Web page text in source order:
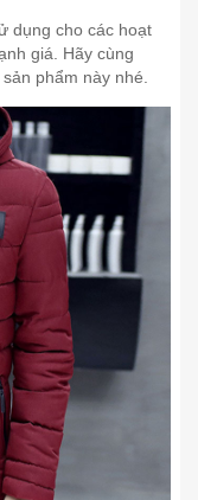
dụng cho các hoạt
giá. Hãy cùng
phẩm này nhé.